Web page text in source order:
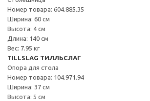
Номер товара: 604.885.35
Ширина: 60 см
Высота: 4 см
Длина: 140 см
Вес: 7.95 кг
TILLSLAG ТИЛЛЬСЛАГ
Опора для стола
Номер товара: 104.971.94
Ширина: 37 см
Высота: 5 см